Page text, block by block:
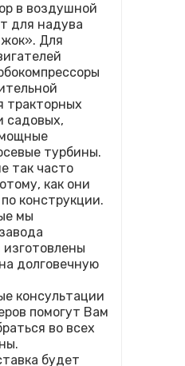
в воздушной
для надува
Для
тракторных
садовых,
турбины.
так часто
как они
конструкции.
мы
долговечную
консультации
помогут Вам
во всех
будет